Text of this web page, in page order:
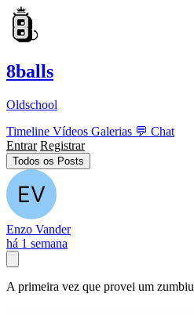
8balls
Oldschool
Timeline Vídeos Galerias 💬 Chat
Entrar Registrar
Todos os Posts
Enzo Vander
há 1 semana
A primeira vez que provei um zumbiu